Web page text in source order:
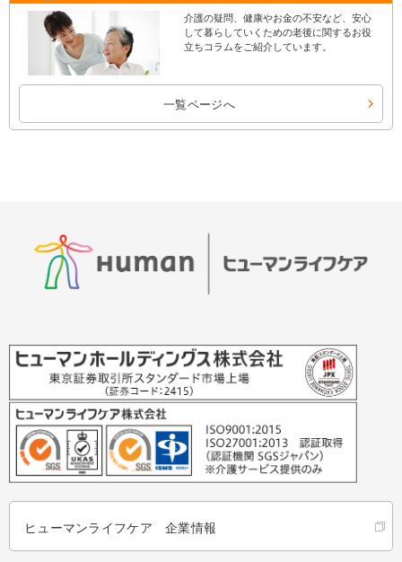
介護の疑問、健康やお金の不安など、安心
して暮らしていくための老後に関するお役
立ちコラムをご紹介しています。
一覧ページへ
ヒューマンライフケア 企業情報